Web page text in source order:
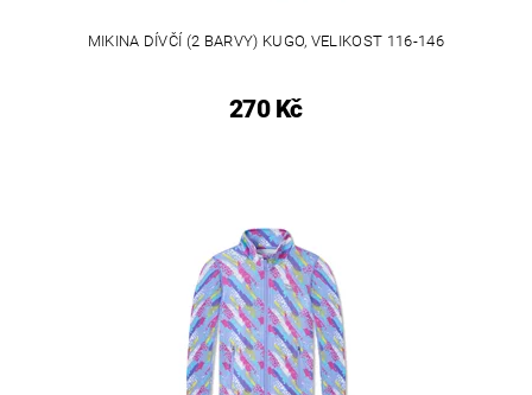
MIKINA DÍVČÍ (2 BARVY) KUGO, VELIKOST 116-146
270 Kč